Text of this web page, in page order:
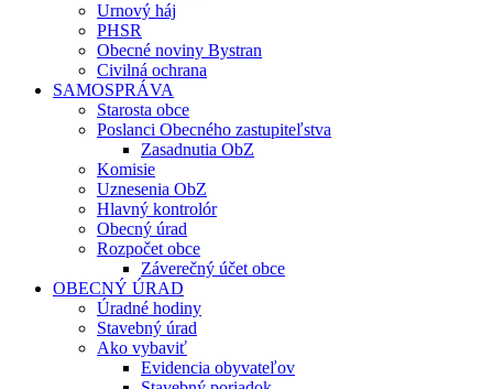
Urnový háj
PHSR
Obecné noviny Bystran
Civilná ochrana
SAMOSPRÁVA
Starosta obce
Poslanci Obecného zastupiteľstva
Zasadnutia ObZ
Komisie
Uznesenia ObZ
Hlavný kontrolór
Obecný úrad
Rozpočet obce
Záverečný účet obce
OBECNÝ ÚRAD
Úradné hodiny
Stavebný úrad
Ako vybaviť
Evidencia obyvateľov